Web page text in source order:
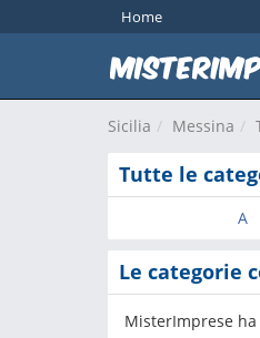
Home
Sicilia Messina
Tutte le
A
Le categorie
MisterImprese